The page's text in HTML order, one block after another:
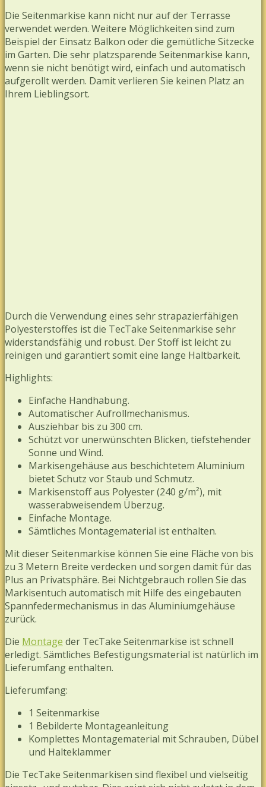
Die Seitenmarkise kann nicht nur auf der Terrasse
verwendet werden. Weitere Möglichkeiten sind zum
Beispiel der Einsatz Balkon oder die gemütliche Sitzecke
im Garten. Die sehr platzsparende Seitenmarkise kann,
wenn sie nicht benötigt wird, einfach und automatisch
aufgerollt werden. Damit verlieren Sie keinen Platz an
Ihrem Lieblingsort.
Durch die Verwendung eines sehr strapazierfähigen
Polyesterstoffes ist die TecTake Seitenmarkise sehr
widerstandsfähig und robust. Der Stoff ist leicht zu
reinigen und garantiert somit eine lange Haltbarkeit.
Highlights:
Einfache Handhabung.
Automatischer Aufrollmechanismus.
Ausziehbar bis zu 300 cm.
Schützt vor unerwünschten Blicken, tiefstehender
Sonne und Wind.
Markisengehäuse aus beschichtetem Aluminium
bietet Schutz vor Staub und Schmutz.
Markisenstoff aus Polyester (240 g/m²), mit
wasserabweisendem Überzug.
Einfache Montage.
Sämtliches Montagematerial ist enthalten.
Mit dieser Seitenmarkise können Sie eine Fläche von bis
zu 3 Metern Breite verdecken und sorgen damit für das
Plus an Privatsphäre. Bei Nichtgebrauch rollen Sie das
Markisentuch automatisch mit Hilfe des eingebauten
Spannfedermechanismus in das Aluminiumgehäuse
zurück.
Die Montage der TecTake Seitenmarkise ist schnell
erledigt. Sämtliches Befestigungsmaterial ist natürlich im
Lieferumfang enthalten.
Lieferumfang:
1 Seitenmarkise
1 Bebilderte Montageanleitung
Komplettes Montagematerial mit Schrauben, Dübel
und Halteklammer
Die TecTake Seitenmarkisen sind flexibel und vielseitig